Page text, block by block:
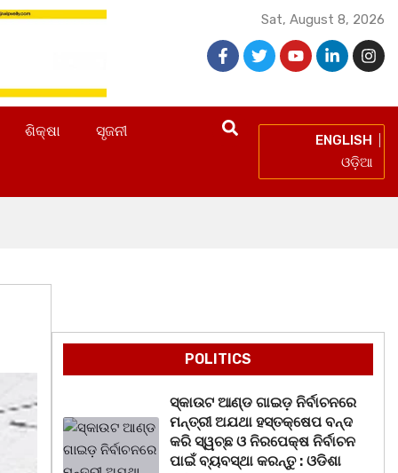
Sat, August 8, 2026
ଶିକ୍ଷା ସୃଜନୀ
ENGLISH
ଓଡ଼ିଆ
POLITICS
ସ୍କାଉଟ ଆଣ୍ଡ ଗାଇଡ଼ ନିର୍ବାଚନରେ
ମନ୍ତ୍ରୀ ଅଯଥା ହସ୍ତକ୍ଷେପ ବନ୍ଦ
କରି ସ୍ୱଚ୍ଛ ଓ ନିରପେକ୍ଷ ନିର୍ବାଚନ
ପାଇଁ ବ୍ୟବସ୍ଥା କରନ୍ତୁ : ଓଡିଶା